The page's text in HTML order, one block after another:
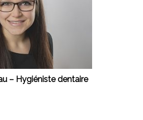
– Hygiéniste dentaire